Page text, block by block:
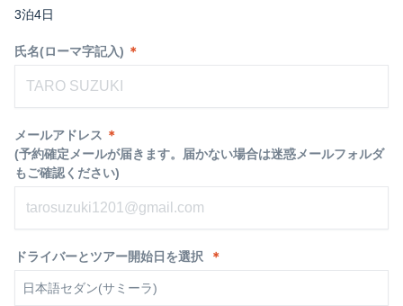
3泊4日
氏名(ローマ字記入) ＊
メールアドレス ＊
(予約確定メールが届きます。届かない場合は迷惑メールフォルダ
もご確認ください)
ドライバーとツアー開始日を選択 ＊
日本語セダン(サミーラ)